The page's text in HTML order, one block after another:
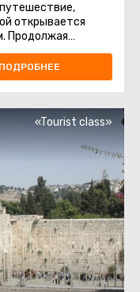
открывается
Продолжая
ПОДРОБНЕЕ
«Tourist class»